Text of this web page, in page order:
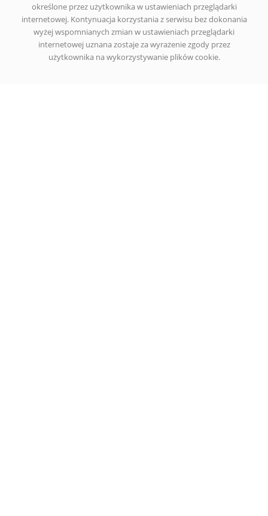
określone przez użytkownika w ustawieniach przeglądarki
internetowej. Kontynuacja korzystania z serwisu bez dokonania
wyżej wspomnianych zmian w ustawieniach przeglądarki
internetowej uznana zostaje za wyrażenie zgody przez
użytkownika na wykorzystywanie plików cookie.